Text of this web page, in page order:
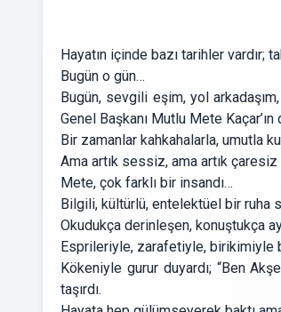
Hayatın içinde bazı tarihler vardır;
Bugün o gün…
Bugün, sevgili eşim, yol
Genel Başkanı Mutlu Mete Kaçar’ın
Bir zamanlar kahkahalarla, umutla
Ama artık sessiz, ama artık
Mete, çok farklı bir insandı…
Bilgili, kültürlü, entelektüel bir ruha
Okudukça derinleşen, konuştukça
Esprileriyle, zarafetiyle, birikimiyle
Kökeniyle gurur duyardı; “Ben
taşırdı.